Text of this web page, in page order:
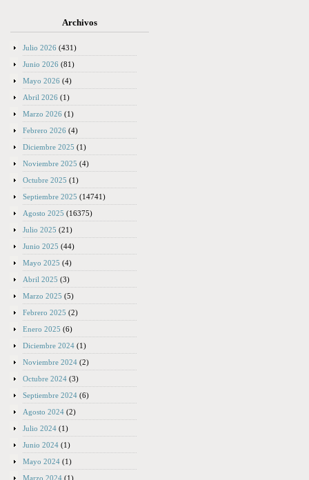
Archivos
Julio 2026 (431)
Junio 2026 (81)
Mayo 2026 (4)
Abril 2026 (1)
Marzo 2026 (1)
Febrero 2026 (4)
Diciembre 2025 (1)
Noviembre 2025 (4)
Octubre 2025 (1)
Septiembre 2025 (14741)
Agosto 2025 (16375)
Julio 2025 (21)
Junio 2025 (44)
Mayo 2025 (4)
Abril 2025 (3)
Marzo 2025 (5)
Febrero 2025 (2)
Enero 2025 (6)
Diciembre 2024 (1)
Noviembre 2024 (2)
Octubre 2024 (3)
Septiembre 2024 (6)
Agosto 2024 (2)
Julio 2024 (1)
Junio 2024 (1)
Mayo 2024 (1)
Marzo 2024 (1)